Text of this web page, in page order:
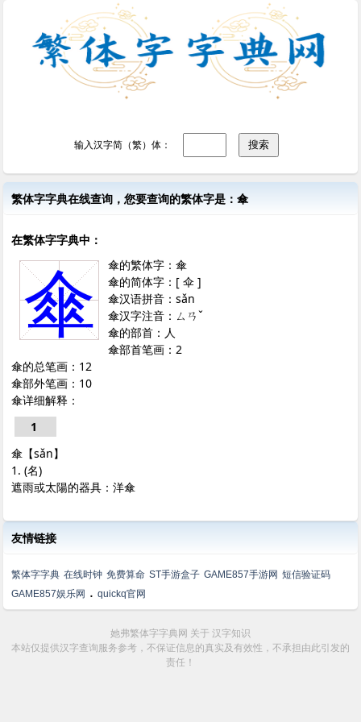
输入汉字简（繁）体：
繁体字字典在线查询，您要查询的繁体字是：傘
在繁体字字典中：
傘
傘的繁体字：傘
傘的简体字：[ 伞 ]
傘汉语拼音：sǎn
傘汉字注音：ㄙㄢˇ
傘的部首：人
傘部首笔画：2
傘的总笔画：12
傘部外笔画：10
傘详细解释：
1
傘【sǎn】
1. (名)
遮雨或太陽的器具：洋傘
友情链接
繁体字字典 在线时钟 免费算命 ST手游盒子 GAME857手游网 短信验证码
GAME857娱乐网 .quickq官网
她弗繁体字字典网 关于 汉字知识
本站仅提供汉字查询服务参考，不保证信息的真实及有效性，不承担由此引发的
责任！